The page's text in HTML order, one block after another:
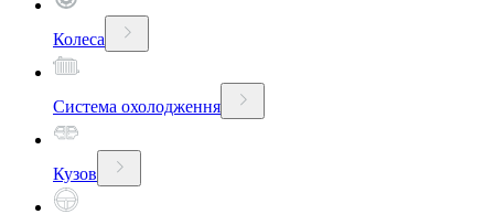
Колеса
Система охолодження
Кузов